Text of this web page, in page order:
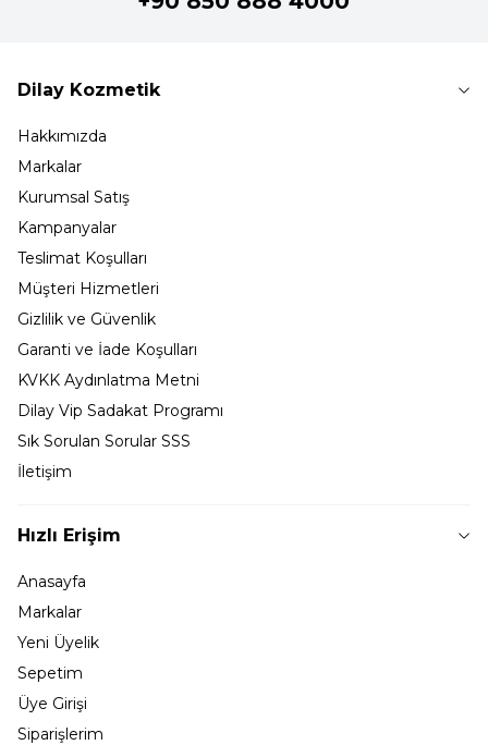
Dilay Kozmetik
Hakkımızda
Markalar
Kurumsal Satış
Kampanyalar
Teslimat Koşulları
Müşteri Hizmetleri
Gizlilik ve Güvenlik
Garanti ve İade Koşulları
KVKK Aydınlatma Metni
Dilay Vip Sadakat Programı
Sık Sorulan Sorular SSS
İletişim
Hızlı Erişim
Anasayfa
Markalar
Yeni Üyelik
Sepetim
Üye Girişi
Siparişlerim